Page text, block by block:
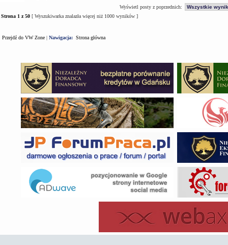
Wyświetl posty z poprzednich:
Strona 1 z50 [ Wyszukiwarka znalazła więcej niż 1000 wyników ]
Przejdź do VW Zone | Nawigacja: Strona główna